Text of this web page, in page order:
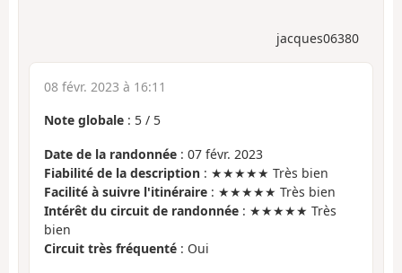
jacques06380
08 févr. 2023 à 16:11
Note globale : 5 / 5
Date de la randonnée : 07 févr. 2023
Fiabilité de la description : ★★★★★ Très bien
Facilité à suivre l'itinéraire : ★★★★★ Très bien
Intérêt du circuit de randonnée : ★★★★★ Très
bien
Circuit très fréquenté : Oui